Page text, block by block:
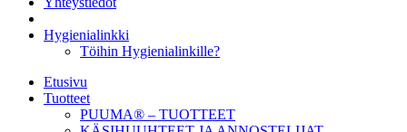
Hygienialinkki
Töihin Hygienialinkille?
Etusivu
Tuotteet
PUUMA® – TUOTTEET